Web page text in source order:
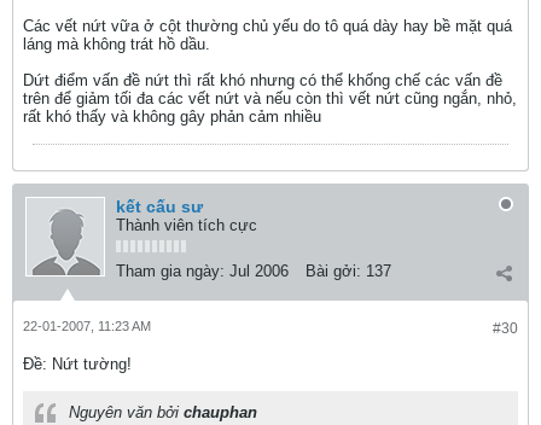
Các vết nứt vữa ở cột thường chủ yếu do tô quá dày hay bề mặt quá
láng mà không trát hồ dầu.
Dứt điểm vấn đề nứt thì rất khó nhưng có thể khống chế các vấn đề
trên để giảm tối đa các vết nứt và nếu còn thì vết nứt cũng ngắn, nhỏ,
rất khó thấy và không gây phản cảm nhiều
kết cấu sư
Thành viên tích cực
Tham gia ngày: Jul 2006 Bài gởi: 137
#30
22-01-2007, 11:23 AM
Ðề: Nứt tường!
Nguyên văn bởi chauphan